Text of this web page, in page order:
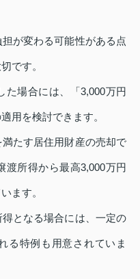
が変わる可能性がある点
です。
た場合には、「3,000万円
用を検討できます。
たす居住用財産の売却で
渡所得から最高3,000万円
ます。
となる場合には、一定の
る特例も用意されていま